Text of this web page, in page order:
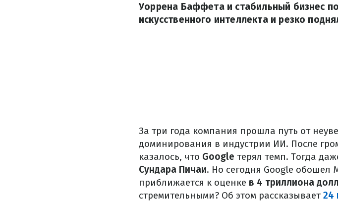
Уоррена Баффета и стабильный бизнес
искусственного интеллекта и резко
За три года компания прошла путь от
доминирования в индустрии ИИ. После
казалось, что Google терял темп. Тогда
Сундара Пичаи. Но сегодня Google обошел
приближается к оценке в 4 триллиона
стремительными? Об этом рассказывает24